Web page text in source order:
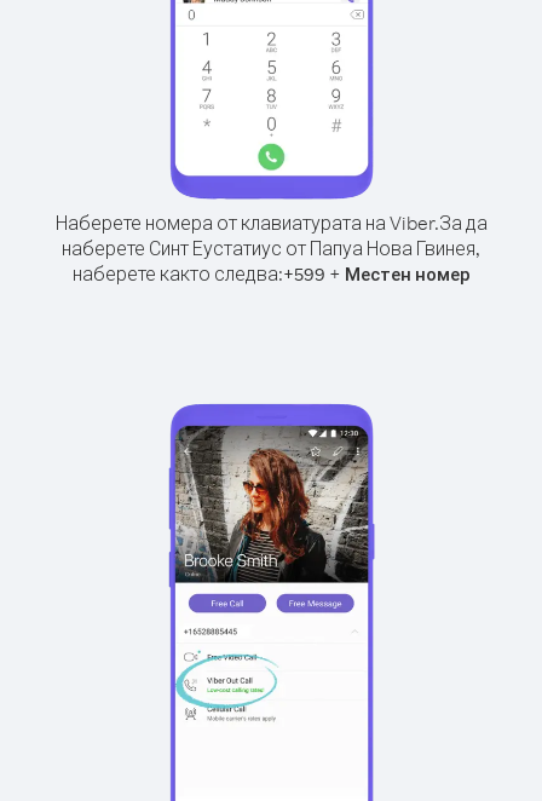
Наберете номера от клавиатурата на Viber.За да
наберете Синт Еустатиус от Папуа Нова Гвинея,
наберете както следва:+599 + Местен номер